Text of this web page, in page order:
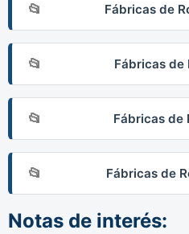
Fábricas de
Fábricas de
Fábricas de
Fábricas de
Notas de interés: